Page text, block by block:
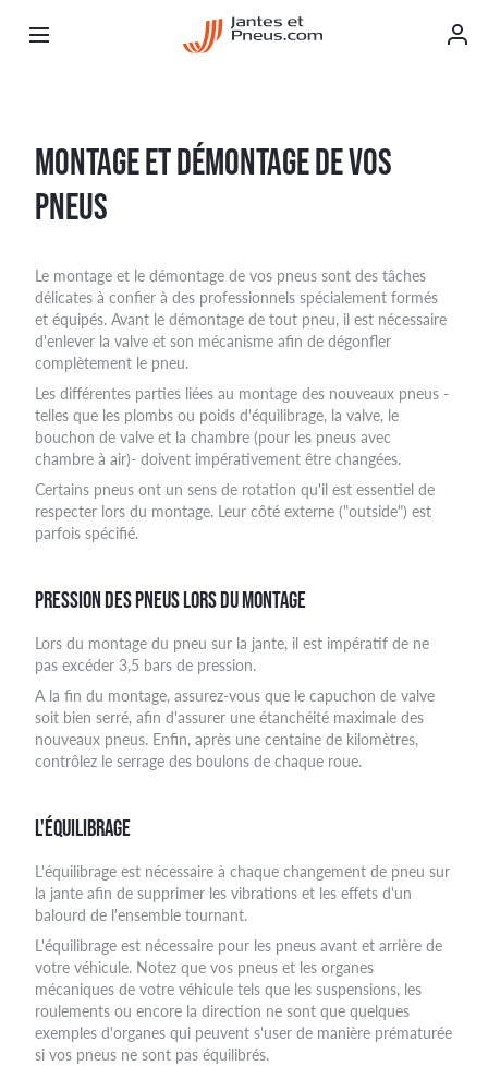
MONTAGE ET DÉMONTAGE DE VOS
PNEUS
Le montage et le démontage de vos pneus sont des tâches
délicates à confier à des professionnels spécialement formés
et équipés. Avant le démontage de tout pneu, il est nécessaire
d'enlever la valve et son mécanisme afin de dégonfler
complètement le pneu.
Les différentes parties liées au montage des nouveaux pneus -
telles que les plombs ou poids d'équilibrage, la valve, le
bouchon de valve et la chambre (pour les pneus avec
chambre à air)- doivent impérativement être changées.
Certains pneus ont un sens de rotation qu'il est essentiel de
respecter lors du montage. Leur côté externe ("outside") est
parfois spécifié.
PRESSION DES PNEUS LORS DU MONTAGE
Lors du montage du pneu sur la jante, il est impératif de ne
pas excéder 3,5 bars de pression.
A la fin du montage, assurez-vous que le capuchon de valve
soit bien serré, afin d'assurer une étanchéité maximale des
nouveaux pneus. Enfin, après une centaine de kilomètres,
contrôlez le serrage des boulons de chaque roue.
L'ÉQUILIBRAGE
L'équilibrage est nécessaire à chaque changement de pneu sur
la jante afin de supprimer les vibrations et les effets d'un
balourd de l'ensemble tournant.
L'équilibrage est nécessaire pour les pneus avant et arrière de
votre véhicule. Notez que vos pneus et les organes
mécaniques de votre véhicule tels que les suspensions, les
roulements ou encore la direction ne sont que quelques
exemples d'organes qui peuvent s'user de manière prématurée
si vos pneus ne sont pas équilibrés.